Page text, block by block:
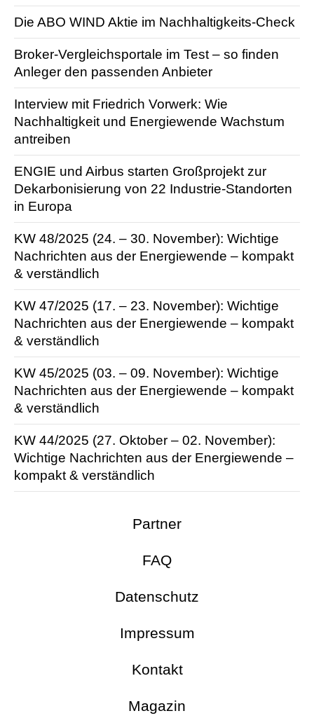
Die ABO WIND Aktie im Nachhaltigkeits-Check
Broker-Vergleichsportale im Test – so finden
Anleger den passenden Anbieter
Interview mit Friedrich Vorwerk: Wie
Nachhaltigkeit und Energiewende Wachstum
antreiben
ENGIE und Airbus starten Großprojekt zur
Dekarbonisierung von 22 Industrie-Standorten
in Europa
KW 48/2025 (24. – 30. November): Wichtige
Nachrichten aus der Energie­wende – kompakt
& verständlich
KW 47/2025 (17. – 23. November): Wichtige
Nachrichten aus der Energie­wende – kompakt
& verständlich
KW 45/2025 (03. – 09. November): Wichtige
Nachrichten aus der Energie­wende – kompakt
& verständlich
KW 44/2025 (27. Oktober – 02. November):
Wichtige Nachrichten aus der Energie­wende –
kompakt & verständlich
Partner
FAQ
Datenschutz
Impressum
Kontakt
Magazin